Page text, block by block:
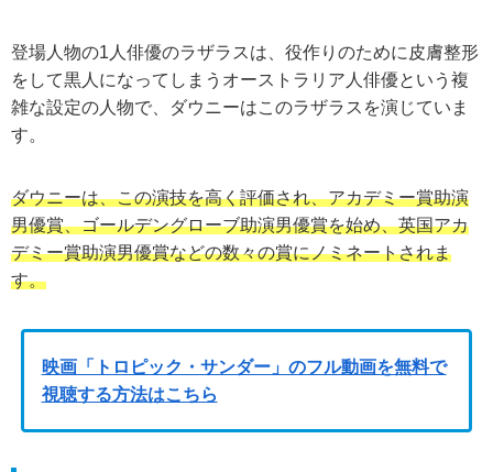
登場人物の1人俳優のラザラスは、役作りのために皮膚整形
をして黒人になってしまうオーストラリア人俳優という複
雑な設定の人物で、ダウニーはこのラザラスを演じていま
す。
ダウニーは、この演技を高く評価され、アカデミー賞助演
男優賞、ゴールデングローブ助演男優賞を始め、英国アカ
デミー賞助演男優賞などの数々の賞にノミネートされま
す。
映画「トロピック・サンダー」のフル動画を無料で
視聴する方法はこちら